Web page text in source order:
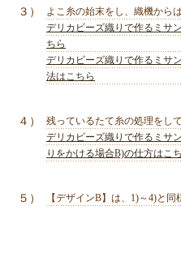
３）
よこ糸の始末をし、織機からは
デリカビーズ織りで作るミサ
ちら
デリカビーズ織りで作るミサ
法はこちら
４）
残っているたて糸の処理をし
デリカビーズ織りで作るミサ
りをかける場合B)の仕方はこ
５） 【デザインB】は、1)～4)と同